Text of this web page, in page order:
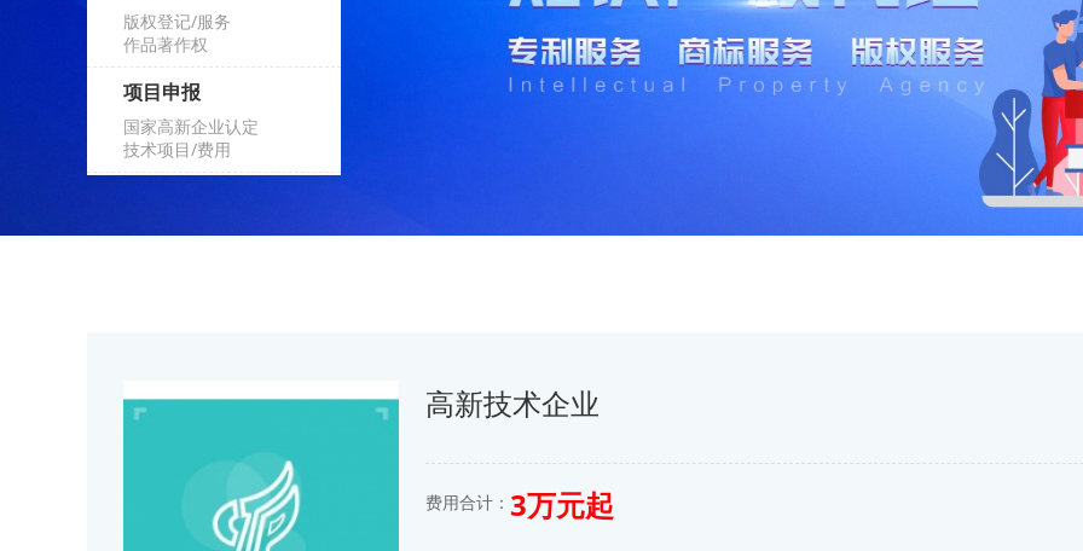
版权登记/服务
作品著作权
项目申报
国家高新企业认定
技术项目/费用
高新技术企业
费用合计： 3万元起